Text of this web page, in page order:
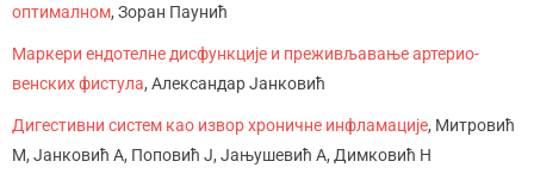
оптималном, Зоран Паунић
Маркери ендотелне дисфункције и преживљавање артерио-
венских фистула, Александар Јанковић
Дигестивни систем као извор хроничне инфламације, Митровић
М, Јанковић А, Поповић Ј, Јањушевић А, Димковић Н